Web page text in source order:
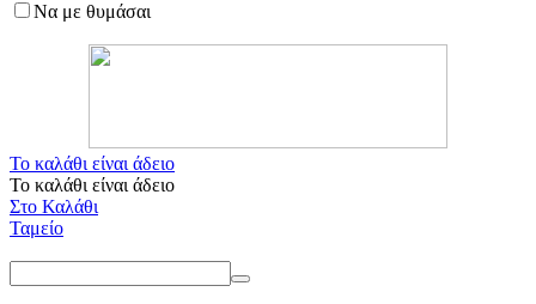
Να με θυμάσαι
Το καλάθι είναι άδειο
Το καλάθι είναι άδειο
Στο Καλάθι
Ταμείο